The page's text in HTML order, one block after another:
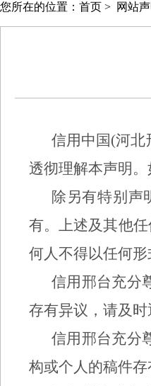
您所在的位置： 首页 > 网站
信用中国(河北
透彻理解本声明
除另有特别声
有。上述及其他
何人不得以任何
信用邢台充分
存有异议，请及
信用邢台充分
构或个人的稿件